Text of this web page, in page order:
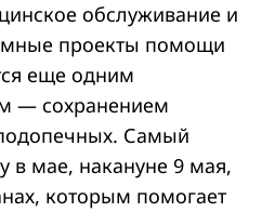
обслуживание и
проекты помощи
еще одним
— сохранением
Самый
в мае, накануне 9 мая,
которым помогает